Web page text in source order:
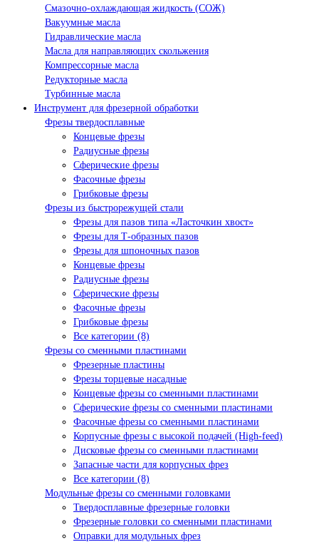
Смазочно-охлаждающая жидкость (СОЖ)
Вакуумные масла
Гидравлические масла
Масла для направляющих скольжения
Компрессорные масла
Редукторные масла
Турбинные масла
Инструмент для фрезерной обработки
Фрезы твердосплавные
Концевые фрезы
Радиусные фрезы
Сферические фрезы
Фасочные фрезы
Грибковые фрезы
Фрезы из быстрорежущей стали
Фрезы для пазов типа «Ласточкин хвост»
Фрезы для Т-образных пазов
Фрезы для шпоночных пазов
Концевые фрезы
Радиусные фрезы
Сферические фрезы
Фасочные фрезы
Грибковые фрезы
Все категории (8)
Фрезы со сменными пластинами
Фрезерные пластины
Фрезы торцевые насадные
Концевые фрезы со сменными пластинами
Сферические фрезы со сменными пластинами
Фасочные фрезы со сменными пластинами
Корпусные фрезы с высокой подачей (High-feed)
Дисковые фрезы со сменными пластинами
Запасные части для корпусных фрез
Все категории (8)
Модульные фрезы со сменными головками
Твердосплавные фрезерные головки
Фрезерные головки со сменными пластинами
Оправки для модульных фрез